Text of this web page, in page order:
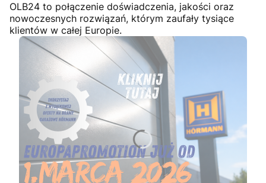
OLB24 to połączenie doświadczenia, jakości oraz
nowoczesnych rozwiązań, którym zaufały tysiące
klientów w całej Europie.